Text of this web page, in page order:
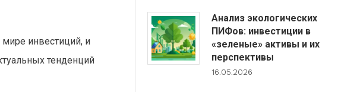
инвестиций, и
тенденций
Анализ экологических
ПИФов: инвестиции в
«зеленые» активы и их
перспективы
16.05.2026